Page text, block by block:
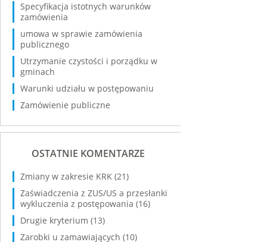
Specyfikacja istotnych warunków
zamówienia
umowa w sprawie zamówienia
publicznego
Utrzymanie czystości i porządku w
gminach
Warunki udziału w postępowaniu
Zamówienie publiczne
OSTATNIE KOMENTARZE
Zmiany w zakresie KRK (21)
Zaświadczenia z ZUS/US a przesłanki
wykluczenia z postępowania (16)
Drugie kryterium (13)
Zarobki u zamawiających (10)